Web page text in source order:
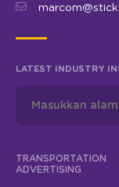
LATEST INDUSTRY
TRANSPORTATION
ADVERTISING